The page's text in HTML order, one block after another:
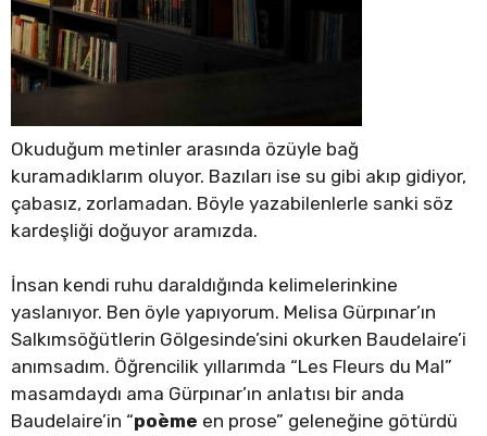
Okuduğum metinler arasında özüyle bağ
kuramadıklarım oluyor. Bazıları ise su gibi akıp gidiyor,
çabasız, zorlamadan. Böyle yazabilenlerle sanki söz
kardeşliği doğuyor aramızda.
İnsan kendi ruhu daraldığında kelimelerinkine
yaslanıyor. Ben öyle yapıyorum. Melisa Gürpınar’ın
Salkımsöğütlerin Gölgesinde’sini okurken Baudelaire’i
anımsadım. Öğrencilik yıllarımda “Les Fleurs du Mal”
masamdaydı ama Gürpınar’ın anlatısı bir anda
Baudelaire’in “poème en prose” geleneğine götürdü